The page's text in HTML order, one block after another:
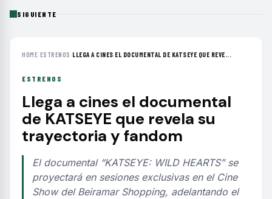
SIGUIENTE
HOME›ESTRENOS ›LLEGA A CINES EL DOCUMENTAL DE KATSEYE QUE REVE...
ESTRENOS
Llega a cines el documental
de KATSEYE que revela su
trayectoria y fandom
El documental “KATSEYE: WILD HEARTS” se
proyectará en sesiones exclusivas en el Cine
Show del Beiramar Shopping, adelantando el